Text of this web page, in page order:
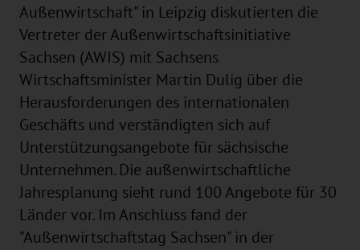
Außenwirtschaft" in Leipzig diskutierten die
Vertreter der Außenwirtschaftsinitiative
Sachsen (AWIS) mit Sachsens
Wirtschaftsminister Martin Dulig über die
Herausforderungen des internationalen
Geschäfts und verständigten sich auf
Unterstützungsangebote für sächsische
Unternehmen. Die außenwirtschaftliche
Jahresplanung sieht rund 100 Angebote für 30
Länder vor. Im Anschluss fand der
"Außenwirtschaftstag Sachsen" in der